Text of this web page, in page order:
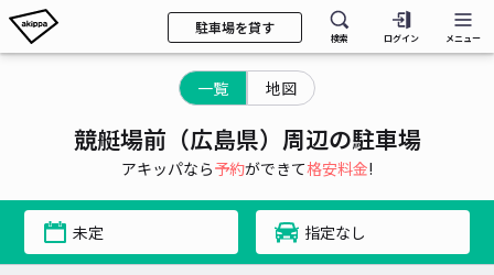
駐車場を貸す
検索 ログイン メニュー
一覧 地図
競艇場前（広島県）周辺の駐車場
アキッパなら予約ができて格安料金!
未定 指定なし